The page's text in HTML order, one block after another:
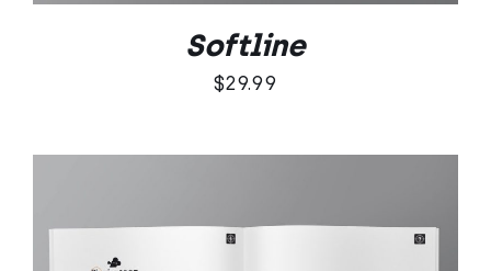
Softline
$29.99